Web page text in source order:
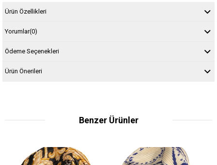
Ürün Özellikleri
Yorumlar(0)
Ödeme Seçenekleri
Ürün Önerileri
Benzer Ürünler